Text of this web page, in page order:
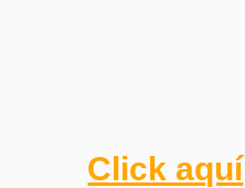
Click aquí